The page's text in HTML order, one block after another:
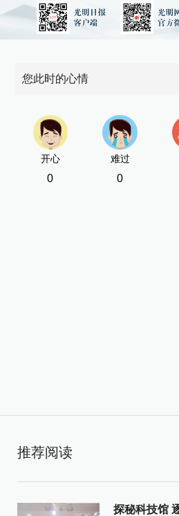
您此时的心情
开心
0
难过
0
推荐阅读
探秘科技馆